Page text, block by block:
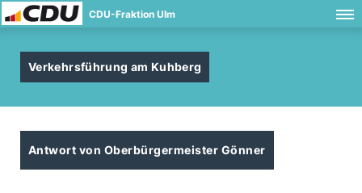
CDU-Fraktion Ulm
Verkehrsführung am Kuhberg
Antwort von Oberbürgermeister Gönner